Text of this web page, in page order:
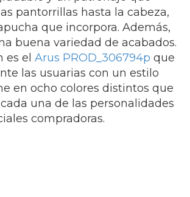
pantorrillas hasta la cabeza,
que incorpora. Además,
buena variedad de acabados.
es el Arus PROD_306794p que
las usuarias con un estilo
en ocho colores distintos que
una de las personalidades
compradoras.